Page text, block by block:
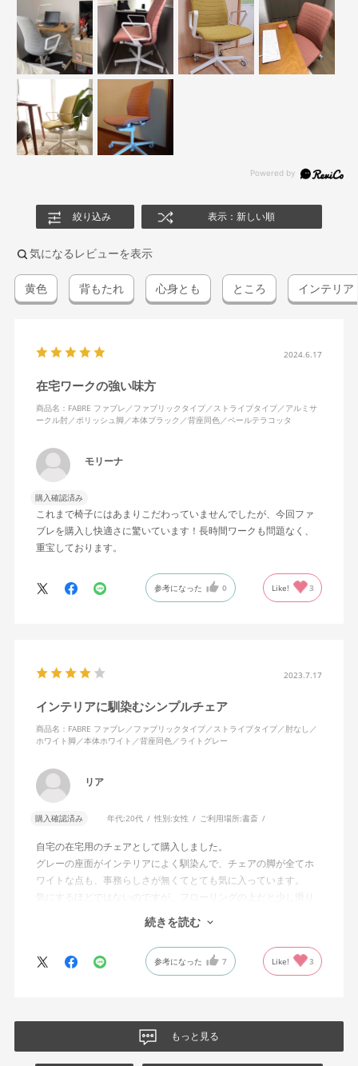
絞り込み 表示：新しい順
気になるレビューを表示
黄色 背もたれ 心身とも ところ インテリア
2024.6.17
在宅ワークの強い味方
商品名：FABRE ファブレ／ファブリックタイプ／ストライプタイプ／アルミサ
ークル肘／ポリッシュ脚／本体ブラック／背座同色／ペールテラコッタ
モリーナ
購入確認済み
これまで椅子にはあまりこだわっていませんでしたが、今回ファ
ブレを購入し快適さに驚いています！長時間ワークも問題なく、
重宝しております。
参考になった 0 Like! 3
2023.7.17
インテリアに馴染むシンプルチェア
商品名：FABRE ファブレ／ファブリックタイプ／ストライプタイプ／肘なし／
ホワイト脚／本体ホワイト／背座同色／ライトグレー
リア
購入確認済み 年代:20代 性別:女性 ご利用場所:書斎
自宅の在宅用のチェアとして購入しました。
グレーの座面がインテリアによく馴染んで、チェアの脚が全てホ
ワイトな点も、事務らしさが無くてとても気に入っています。
気にするほどではないのですが、フローリングの上だと少し滑り
が良くないです。カーペットを敷けばいいのですが、少し気にな
全体的にとても満足しています！ありがとうございました。
続きを読む
参考になった 7 Like! 3
もっと見る